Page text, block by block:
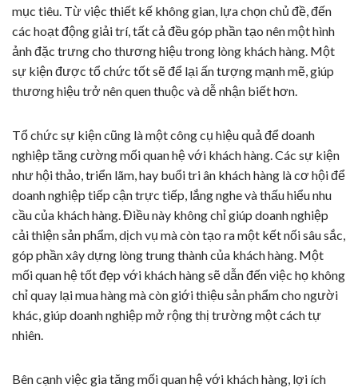
mục tiêu. Từ việc thiết kế không gian, lựa chọn chủ đề, đến
các hoạt động giải trí, tất cả đều góp phần tạo nên một hình
ảnh đặc trưng cho thương hiệu trong lòng khách hàng. Một
sự kiện được tổ chức tốt sẽ để lại ấn tượng mạnh mẽ, giúp
thương hiệu trở nên quen thuộc và dễ nhận biết hơn.
Tổ chức sự kiện cũng là một công cụ hiệu quả để doanh
nghiệp tăng cường mối quan hệ với khách hàng. Các sự kiện
như hội thảo, triển lãm, hay buổi tri ân khách hàng là cơ hội để
doanh nghiệp tiếp cận trực tiếp, lắng nghe và thấu hiểu nhu
cầu của khách hàng. Điều này không chỉ giúp doanh nghiệp
cải thiện sản phẩm, dịch vụ mà còn tạo ra một kết nối sâu sắc,
góp phần xây dựng lòng trung thành của khách hàng. Một
mối quan hệ tốt đẹp với khách hàng sẽ dẫn đến việc họ không
chỉ quay lại mua hàng mà còn giới thiệu sản phẩm cho người
khác, giúp doanh nghiệp mở rộng thị trường một cách tự
nhiên.
Bên cạnh việc gia tăng mối quan hệ với khách hàng, lợi ích